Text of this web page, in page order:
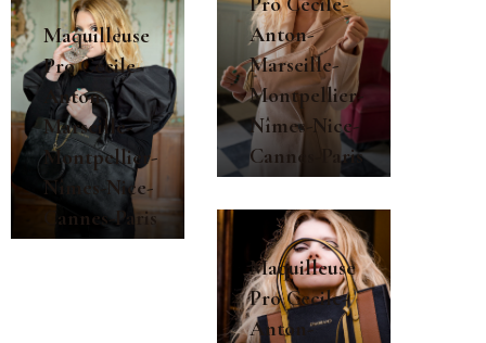
Anton-
Marseille-
Montpellier-
Nîmes-Nice-
Cannes-Paris
Maquilleuse
Pro Cecile-
Anton-
Marseille-
Montpellier-
Nîmes-Nice-
Cannes-Paris
Maquilleuse
Pro Cecile-
Anton-